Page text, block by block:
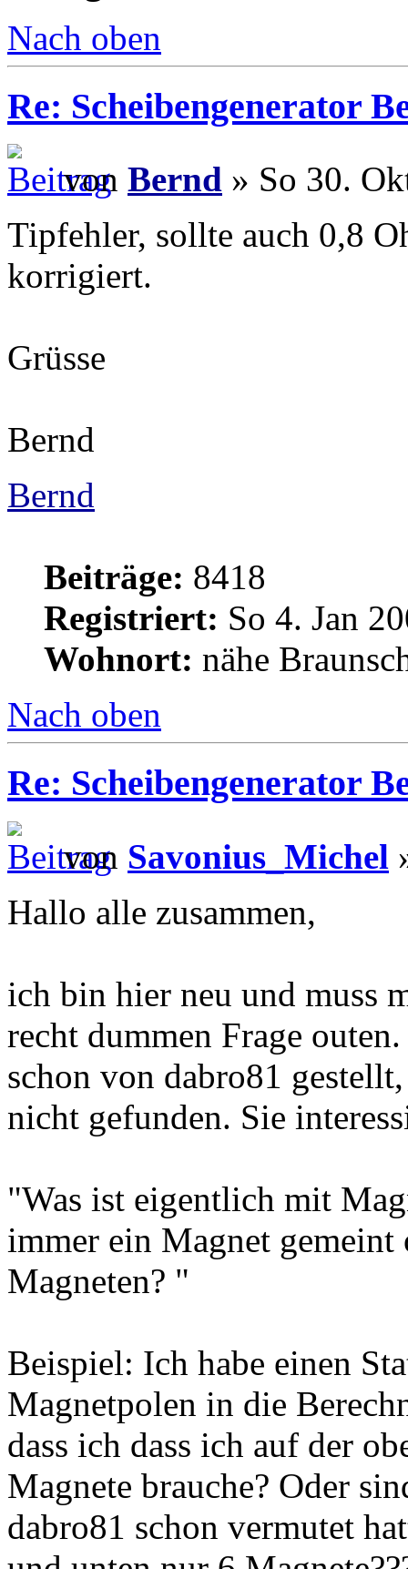
Nach oben
Re: Scheibengenerator
von Bernd » So 30.
Tipfehler, sollte auch 0,8
korrigiert.
Grüsse
Bernd
Bernd
Beiträge: 8418
Registriert: So 4. Jan
Wohnort: nähe
Nach oben
Re: Scheibengenerator
von Savonius_Michel
Hallo alle zusammen,
ich bin hier neu und muss
recht dummen Frage
schon von dabro81
nicht gefunden. Sie
"Was ist eigentlich mit
immer ein Magnet
Magneten? "
Beispiel: Ich habe einen
Magnetpolen in die
dass ich dass ich auf der
Magnete brauche? Oder
dabro81 schon vermutet